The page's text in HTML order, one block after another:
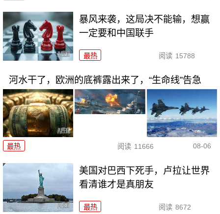
暴风来袭，这局决不能输，想赢
一定要和中国联手
最热 阅读 15788
河水干了，欧洲的底裤露出来了，“生命线”告急
最热 阅读 11666 08-06
美国对巴西下死手，卢拉让世界
看清谁才是真朋友
最热 阅读 8672